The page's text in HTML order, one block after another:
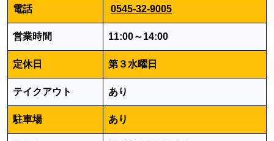
電話 0545-32-9005
営業時間 11:00～14:00
定休日 第３水曜日
テイクアウト あり
駐車場 あり